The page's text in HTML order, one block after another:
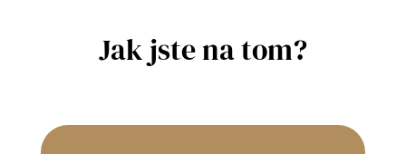
Jak jste na tom?